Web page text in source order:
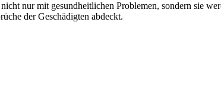
nur mit gesundheitlichen Problemen, sondern sie
der Geschädigten abdeckt.